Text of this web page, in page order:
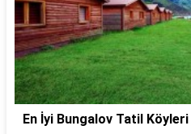
En İyi Bungalov Tatil Köyleri